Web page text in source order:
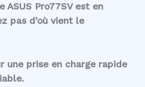
Pro77SV est en
pas d’où vient le
une prise en charge rapide